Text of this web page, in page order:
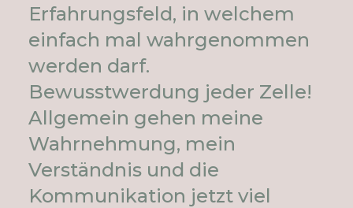
Erfahrungsfeld, in welchem
einfach mal wahrgenommen
werden darf.
Bewusstwerdung jeder Zelle!
Allgemein gehen meine
Wahrnehmung, mein
Verständnis und die
Kommunikation jetzt viel